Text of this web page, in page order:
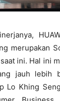
merupakan
ini. Hal ini
jauh lebih
Lo Khing